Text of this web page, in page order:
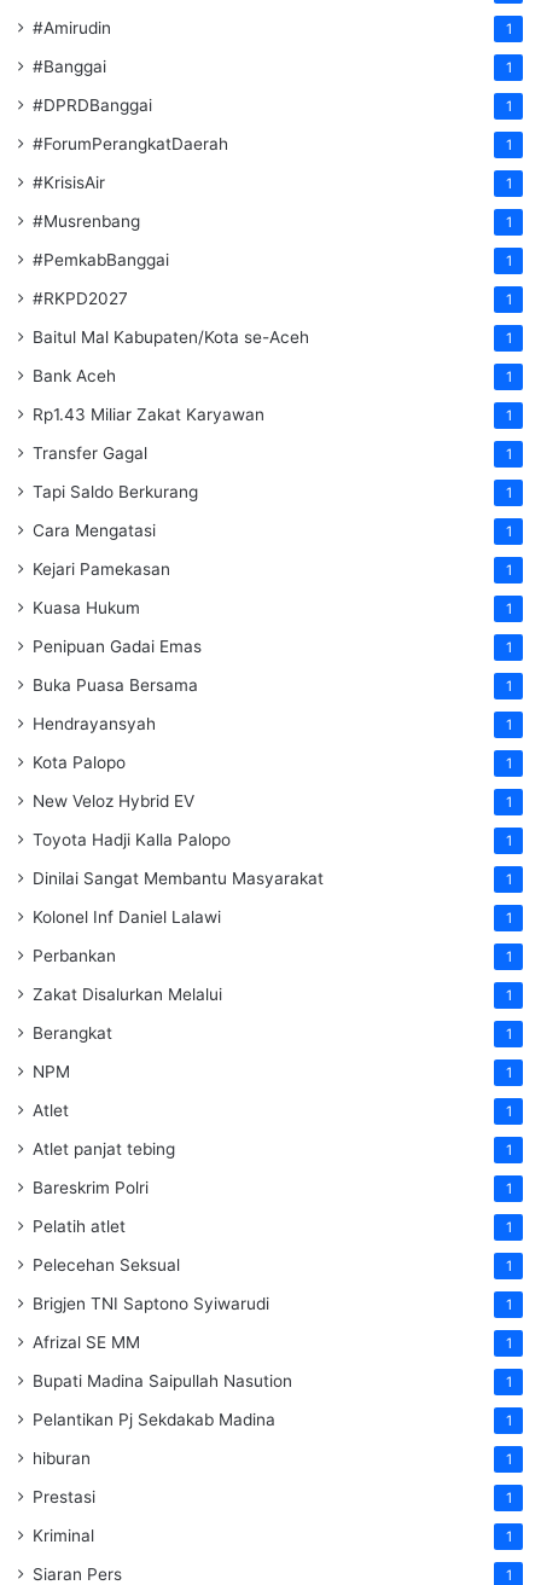
#Amirudin 1
#Banggai 1
#DPRDBanggai 1
#ForumPerangkatDaerah 1
#KrisisAir 1
#Musrenbang 1
#PemkabBanggai 1
#RKPD2027 1
Baitul Mal Kabupaten/Kota se-Aceh 1
Bank Aceh 1
Rp1.43 Miliar Zakat Karyawan 1
Transfer Gagal 1
Tapi Saldo Berkurang 1
Cara Mengatasi 1
Kejari Pamekasan 1
Kuasa Hukum 1
Penipuan Gadai Emas 1
Buka Puasa Bersama 1
Hendrayansyah 1
Kota Palopo 1
New Veloz Hybrid EV 1
Toyota Hadji Kalla Palopo 1
Dinilai Sangat Membantu Masyarakat 1
Kolonel Inf Daniel Lalawi 1
Perbankan 1
Zakat Disalurkan Melalui 1
Berangkat 1
NPM 1
Atlet 1
Atlet panjat tebing 1
Bareskrim Polri 1
Pelatih atlet 1
Pelecehan Seksual 1
Brigjen TNI Saptono Syiwarudi 1
Afrizal SE MM 1
Bupati Madina Saipullah Nasution 1
Pelantikan Pj Sekdakab Madina 1
hiburan 1
Prestasi 1
Kriminal 1
Siaran Pers 1